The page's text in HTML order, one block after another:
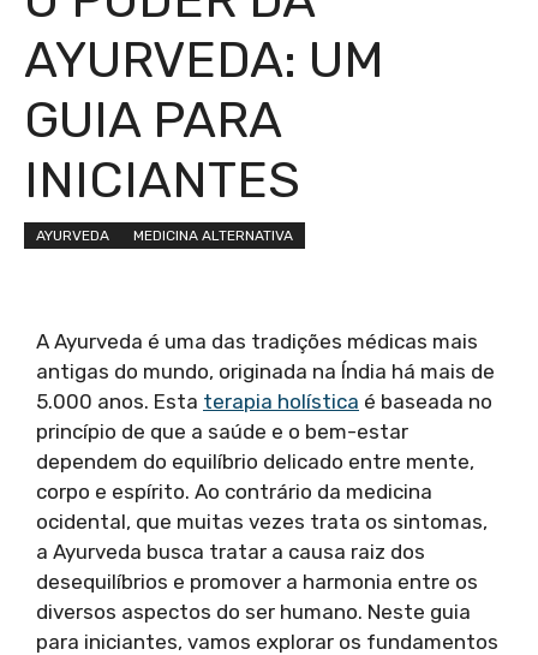
AYURVEDA: UM
GUIA PARA
INICIANTES
AYURVEDA MEDICINA ALTERNATIVA
A Ayurveda é uma das tradições médicas mais
antigas do mundo, originada na Índia há mais de
5.000 anos. Esta terapia holística é baseada no
princípio de que a saúde e o bem-estar
dependem do equilíbrio delicado entre mente,
corpo e espírito. Ao contrário da medicina
ocidental, que muitas vezes trata os sintomas,
a Ayurveda busca tratar a causa raiz dos
desequilíbrios e promover a harmonia entre os
diversos aspectos do ser humano. Neste guia
para iniciantes, vamos explorar os fundamentos